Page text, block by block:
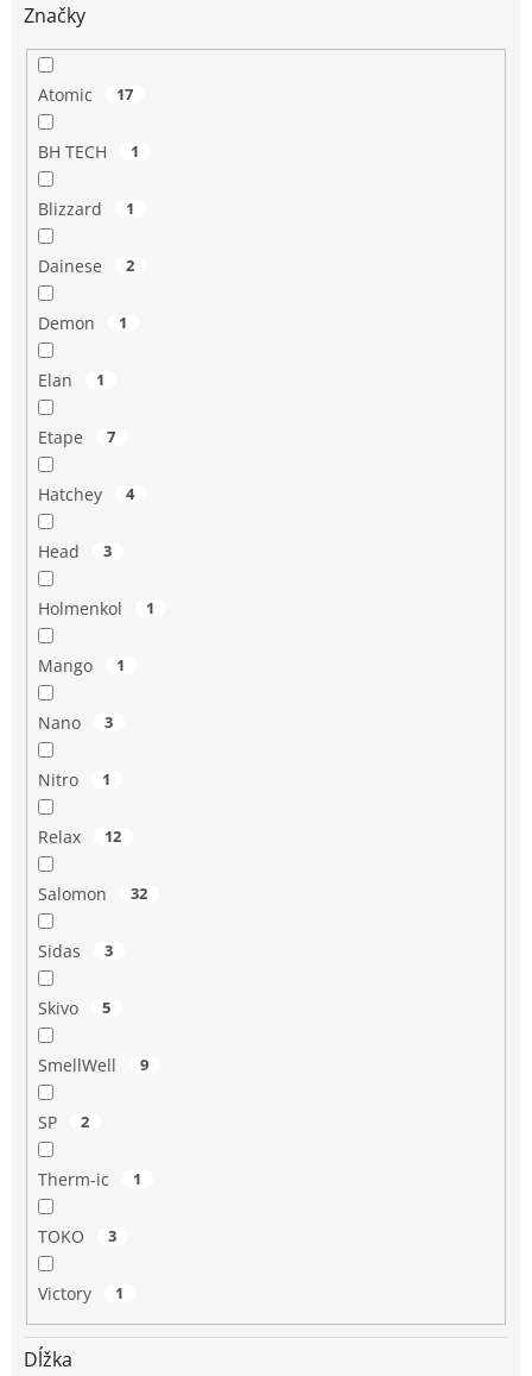
Značky
Atomic 17
BH TECH 1
Blizzard 1
Dainese 2
Demon 1
Elan 1
Etape 7
Hatchey 4
Head 3
Holmenkol 1
Mango 1
Nano 3
Nitro 1
Relax 12
Salomon 32
Sidas 3
Skivo 5
SmellWell 9
SP 2
Therm-ic 1
TOKO 3
Victory 1
Dĺžka